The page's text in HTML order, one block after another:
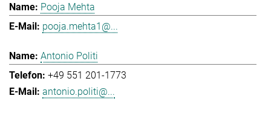
Pooja Mehta
pooja.mehta1@...
Antonio Politi
+49 551 201-1773
antonio.politi@...